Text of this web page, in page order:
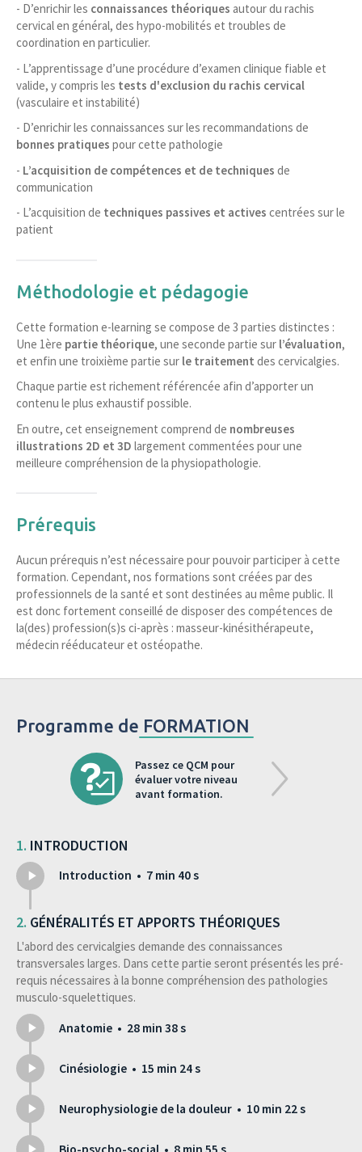
- D’enrichir les connaissances théoriques autour du rachis
cervical en général, des hypo-mobilités et troubles de
coordination en particulier.
- L’apprentissage d’une procédure d’examen clinique fiable et
valide, y compris les tests d'exclusion du rachis cervical
(vasculaire et instabilité)
- D’enrichir les connaissances sur les recommandations de
bonnes pratiques pour cette pathologie
- L’acquisition de compétences et de techniques de
communication
- L’acquisition de techniques passives et actives centrées sur le
patient
Méthodologie et pédagogie
Cette formation e-learning se compose de 3 parties distinctes :
Une 1ère partie théorique, une seconde partie sur l’évaluation,
et enfin une troixième partie sur le traitement des cervicalgies.
Chaque partie est richement référencée afin d’apporter un
contenu le plus exhaustif possible.
En outre, cet enseignement comprend de nombreuses
illustrations 2D et 3D largement commentées pour une
meilleure compréhension de la physiopathologie.
Prérequis
Aucun prérequis n’est nécessaire pour pouvoir participer à cette
formation. Cependant, nos formations sont créées par des
professionnels de la santé et sont destinées au même public. Il
est donc fortement conseillé de disposer des compétences de
la(des) profession(s)s ci-après : masseur-kinésithérapeute,
médecin rééducateur et ostéopathe.
Programme de FORMATION
Testez-
Passez ce QCM pour
évaluer votre niveau
avant formation.
INTRODUCTION
Introduction • 7 min 40 s
GÉNÉRALITÉS ET APPORTS THÉORIQUES
L'abord des cervicalgies demande des connaissances
transversales larges. Dans cette partie seront présentés les pré-
requis nécessaires à la bonne compréhension des pathologies
musculo-squelettiques.
Anatomie • 28 min 38 s
Cinésiologie • 15 min 24 s
Neurophysiologie de la douleur • 10 min 22 s
Bio-psycho-social • 8 min 55 s